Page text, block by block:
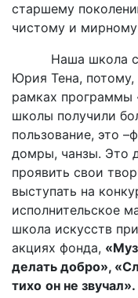
старшему
чистому и мирному
Наша школа
Юрия Тена, потому,
рамках программы
школы получили
пользование, это
домры, чанзы. Это
проявить свои
выступать на
исполнительское
школа искусств
акциях фонда,
делать добро»,
тихо он не звучал».